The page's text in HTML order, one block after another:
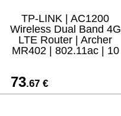
TP-LINK | AC1200
Wireless Dual Band 4G
LTE Router | Archer
MR402 | 802.11ac | 10
73.67 €